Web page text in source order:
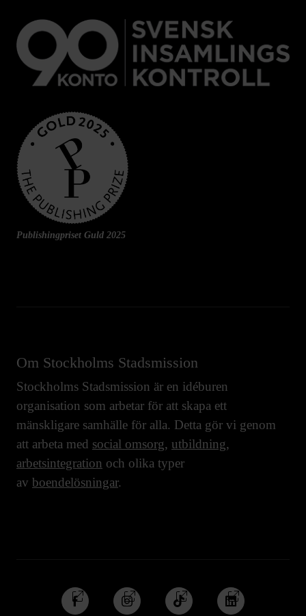
Publishingpriset Guld 2025
Om Stockholms Stadsmission
Stockholms Stadsmission är en idéburen
organisation som arbetar för att skapa ett
mänskligare samhälle för alla. Detta gör vi genom
att arbeta med social omsorg, utbildning,
arbetsintegration och olika typer
av boendelösningar.
Följ
oss
Följ
oss
Följ
oss
Följ
oss